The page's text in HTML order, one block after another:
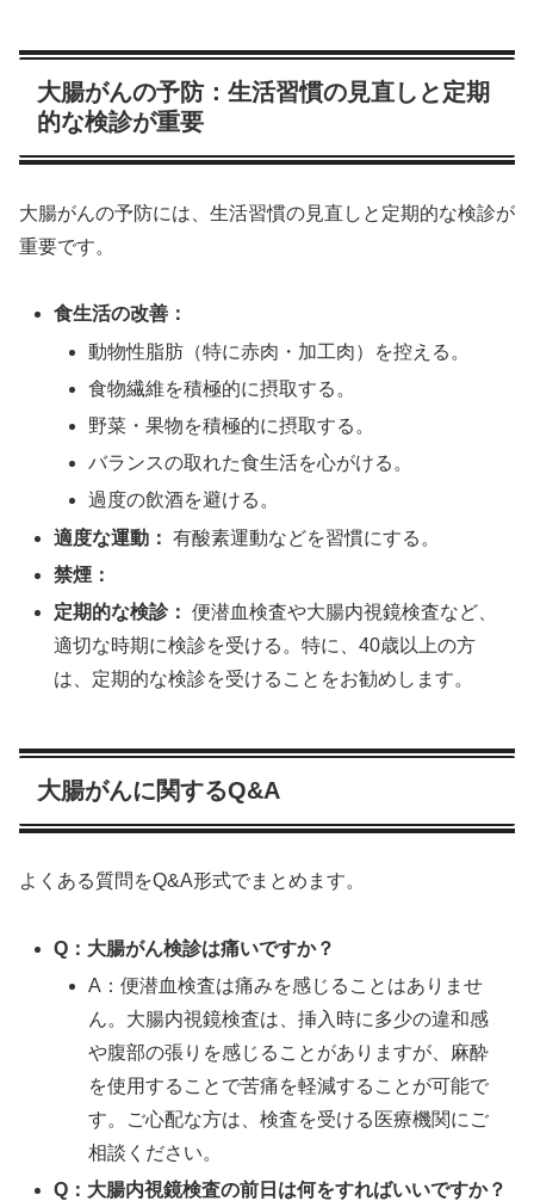
大腸がんの予防：生活習慣の見直しと定期
的な検診が重要
大腸がんの予防には、生活習慣の見直しと定期的な検診が
重要です。
食生活の改善：
動物性脂肪（特に赤肉・加工肉）を控える。
食物繊維を積極的に摂取する。
野菜・果物を積極的に摂取する。
バランスの取れた食生活を心がける。
過度の飲酒を避ける。
適度な運動： 有酸素運動などを習慣にする。
禁煙：
定期的な検診： 便潜血検査や大腸内視鏡検査など、
適切な時期に検診を受ける。特に、40歳以上の方
は、定期的な検診を受けることをお勧めします。
大腸がんに関するQ&A
よくある質問をQ&A形式でまとめます。
Q：大腸がん検診は痛いですか？
A：便潜血検査は痛みを感じることはありませ
ん。大腸内視鏡検査は、挿入時に多少の違和感
や腹部の張りを感じることがありますが、麻酔
を使用することで苦痛を軽減することが可能で
す。ご心配な方は、検査を受ける医療機関にご
相談ください。
Q：大腸内視鏡検査の前日は何をすればいいですか？